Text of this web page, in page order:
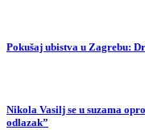
Pokušaj ubistva u Zagrebu:
Nikola Vasilj se u suzama
odlazak”